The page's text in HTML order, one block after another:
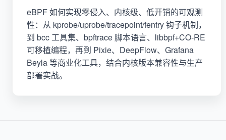
eBPF 如何实现零侵入、内核级、低开销的可观测
性：从 kprobe/uprobe/tracepoint/fentry 钩子机制，
到 bcc 工具集、bpftrace 脚本语言、libbpf+CO-RE
可移植编程，再到 Pixie、DeepFlow、Grafana
Beyla 等商业化工具，结合内核版本兼容性与生产
部署实战。